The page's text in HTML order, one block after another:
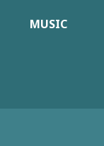
MUSIC